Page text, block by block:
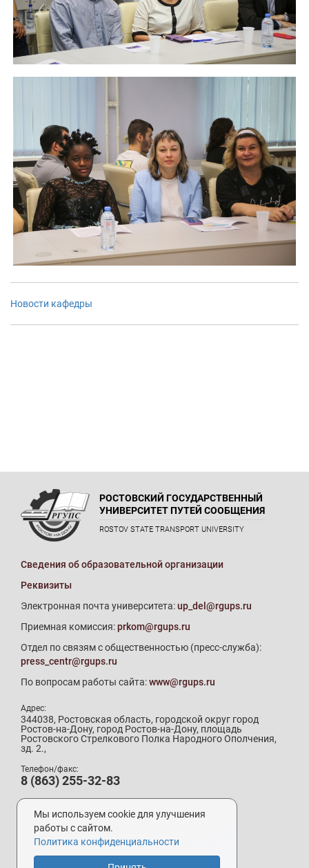
Новости кафедры
РОСТОВСКИЙ ГОСУДАРСТВЕННЫЙ
УНИВЕРСИТЕТ ПУТЕЙ СООБЩЕНИЯ
ROSTOV STATE TRANSPORT UNIVERSITY
Сведения об образовательной организации
Реквизиты
Электронная почта университета:up_del@rgups.ru
Приемная комиссия:prkom@rgups.ru
Отдел по связям с общественностью (пресс-служба):
press_centr@rgups.ru
По вопросам работы сайта:www@rgups.ru
Адрес:
344038, Ростовская область, городской округ город
Ростов-на-Дону, город Ростов-на-Дону, площадь
Ростовского Стрелкового Полка Народного Ополчения,
зд. 2.,
Телефон/факс:
8 (863) 255-32-83
Телефон приемной комиссии:
8 (800) 707-19-29
8 (863) 272-64-88
Мы используем cookie для улучшения
работы с сайтом.
Политика конфиденциальности